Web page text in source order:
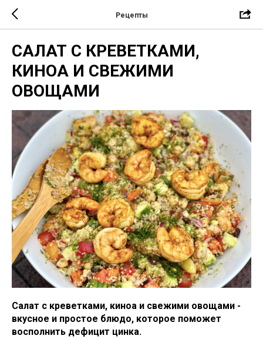
Рецепты
САЛАТ С КРЕВЕТКАМИ,
КИНОА И СВЕЖИМИ
ОВОЩАМИ
Салат с креветками, киноа и свежими овощами -
вкусное и простое блюдо, которое поможет
восполнить дефицит цинка.